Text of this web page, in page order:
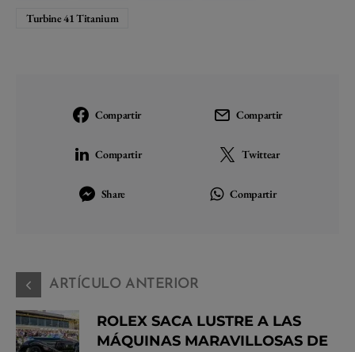
Turbine 41 Titanium
Compartir Compartir
Compartir Twittear
Share Compartir
ARTÍCULO ANTERIOR
ROLEX SACA LUSTRE A LAS
MÁQUINAS MARAVILLOSAS DE